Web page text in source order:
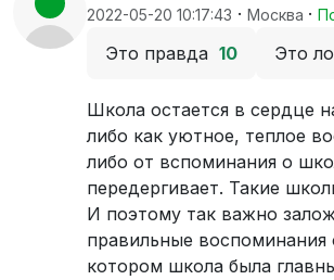
2022-05-20 10:17:43 · Москва ·
Это правда 10 Это
Школа остается в сердце
либо как уютное, теплое
либо от вспоминания о
передергивает. Такие
И поэтому так важно
правильные воспоминания
котором школа была